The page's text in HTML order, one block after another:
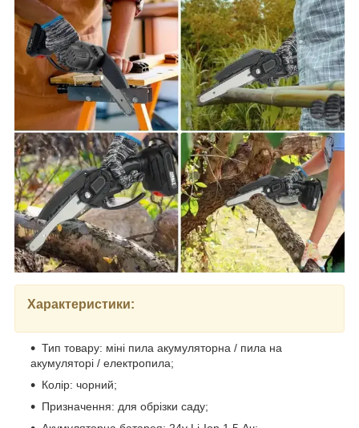
Характеристики:
Тип товару: міні пила акумуляторна / пила на
акумуляторі / електропила;
Колір: чорний;
Призначення: для обрізки саду;